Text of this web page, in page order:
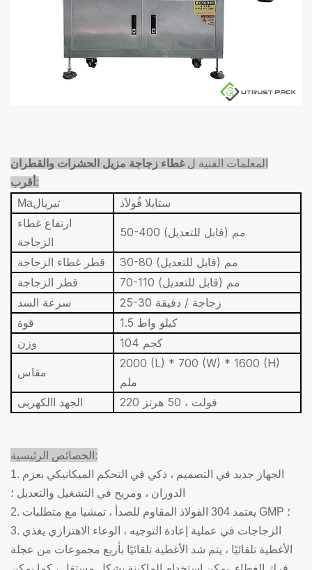
المعلمات الفنية ل غطاء زجاجة مزيل الحشرات والقطران
أقرب :
Maتيريال ستايلا فُولاَذ
ارتفاع غطاء
الزجاجة
50-400 مم (قابل للتعديل)
قطر غطاء الزجاجة
30-80 مم (قابل للتعديل)
قطر الزجاجة
70-110 مم (قابل للتعديل)
سرعة السد
25-30 زجاجة / دقيقة
قوة
1.5 كيلو واط
وزن
104 كجم
مقاس
2000 (L) * 700 (W) * 1600 (H)
ملم
الجهد االكهربى
220 فولت ، 50 هرتز
الخصائص الرئيسية:
1. الجهاز جديد في التصميم ، ذكي في التحكم الميكانيكي بعزم
الدوران ، ومريح في التشغيل والتعديل ؛
2. يعتمد 304 الفولاذ المقاوم للصدأ ، تمشيا مع متطلبات GMP ؛
3. الزجاجات في عملية إعادة التوجيه ، الوعاء الاهتزازي يغذي
الأغطية تلقائيًا ، يتم شد الأغطية تلقائيًا بأربع مجموعات من عجلة